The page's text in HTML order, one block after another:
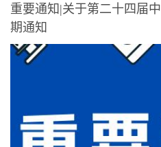
重要通知|关于第二十四届
期通知